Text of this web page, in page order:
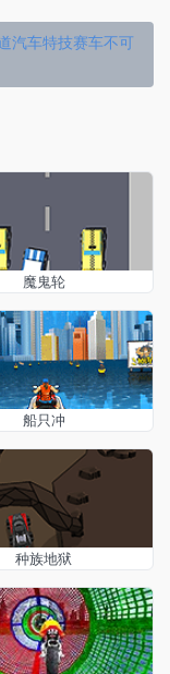
汽车特技赛车不可
魔鬼轮
船只冲
种族地狱